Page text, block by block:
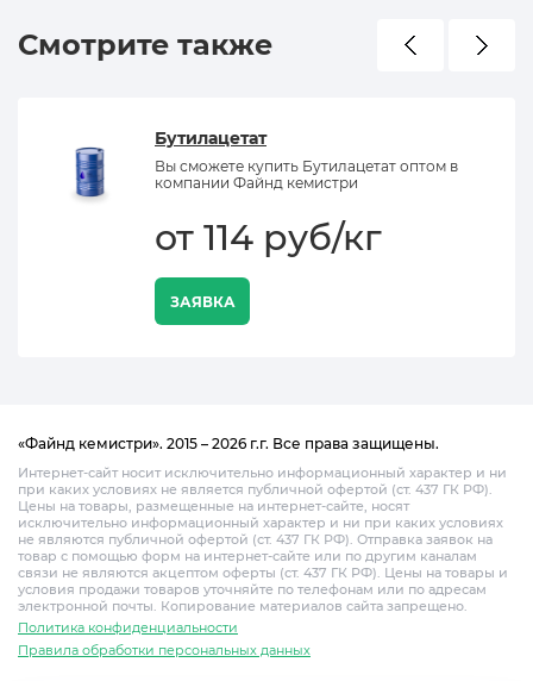
Смотрите также
Бутилацетат
Вы сможете купить Бутилацетат оптом в
компании Файнд кемистри
от 114 руб/кг
ЗАЯВКА
«Файнд кемистри». 2015 – 2026 г.г. Все права защищены.
Интернет-сайт носит исключительно информационный характер и ни
при каких условиях не является публичной офертой (ст. 437 ГК РФ).
Цены на товары, размещенные на интернет-сайте, носят
исключительно информационный характер и ни при каких условиях
не являются публичной офертой (ст. 437 ГК РФ). Отправка заявок на
товар с помощью форм на интернет-сайте или по другим каналам
связи не являются акцептом оферты (ст. 437 ГК РФ). Цены на товары и
условия продажи товаров уточняйте по телефонам или по адресам
электронной почты. Копирование материалов сайта запрещено.
Политика конфиденциальности
Правила обработки персональных данных